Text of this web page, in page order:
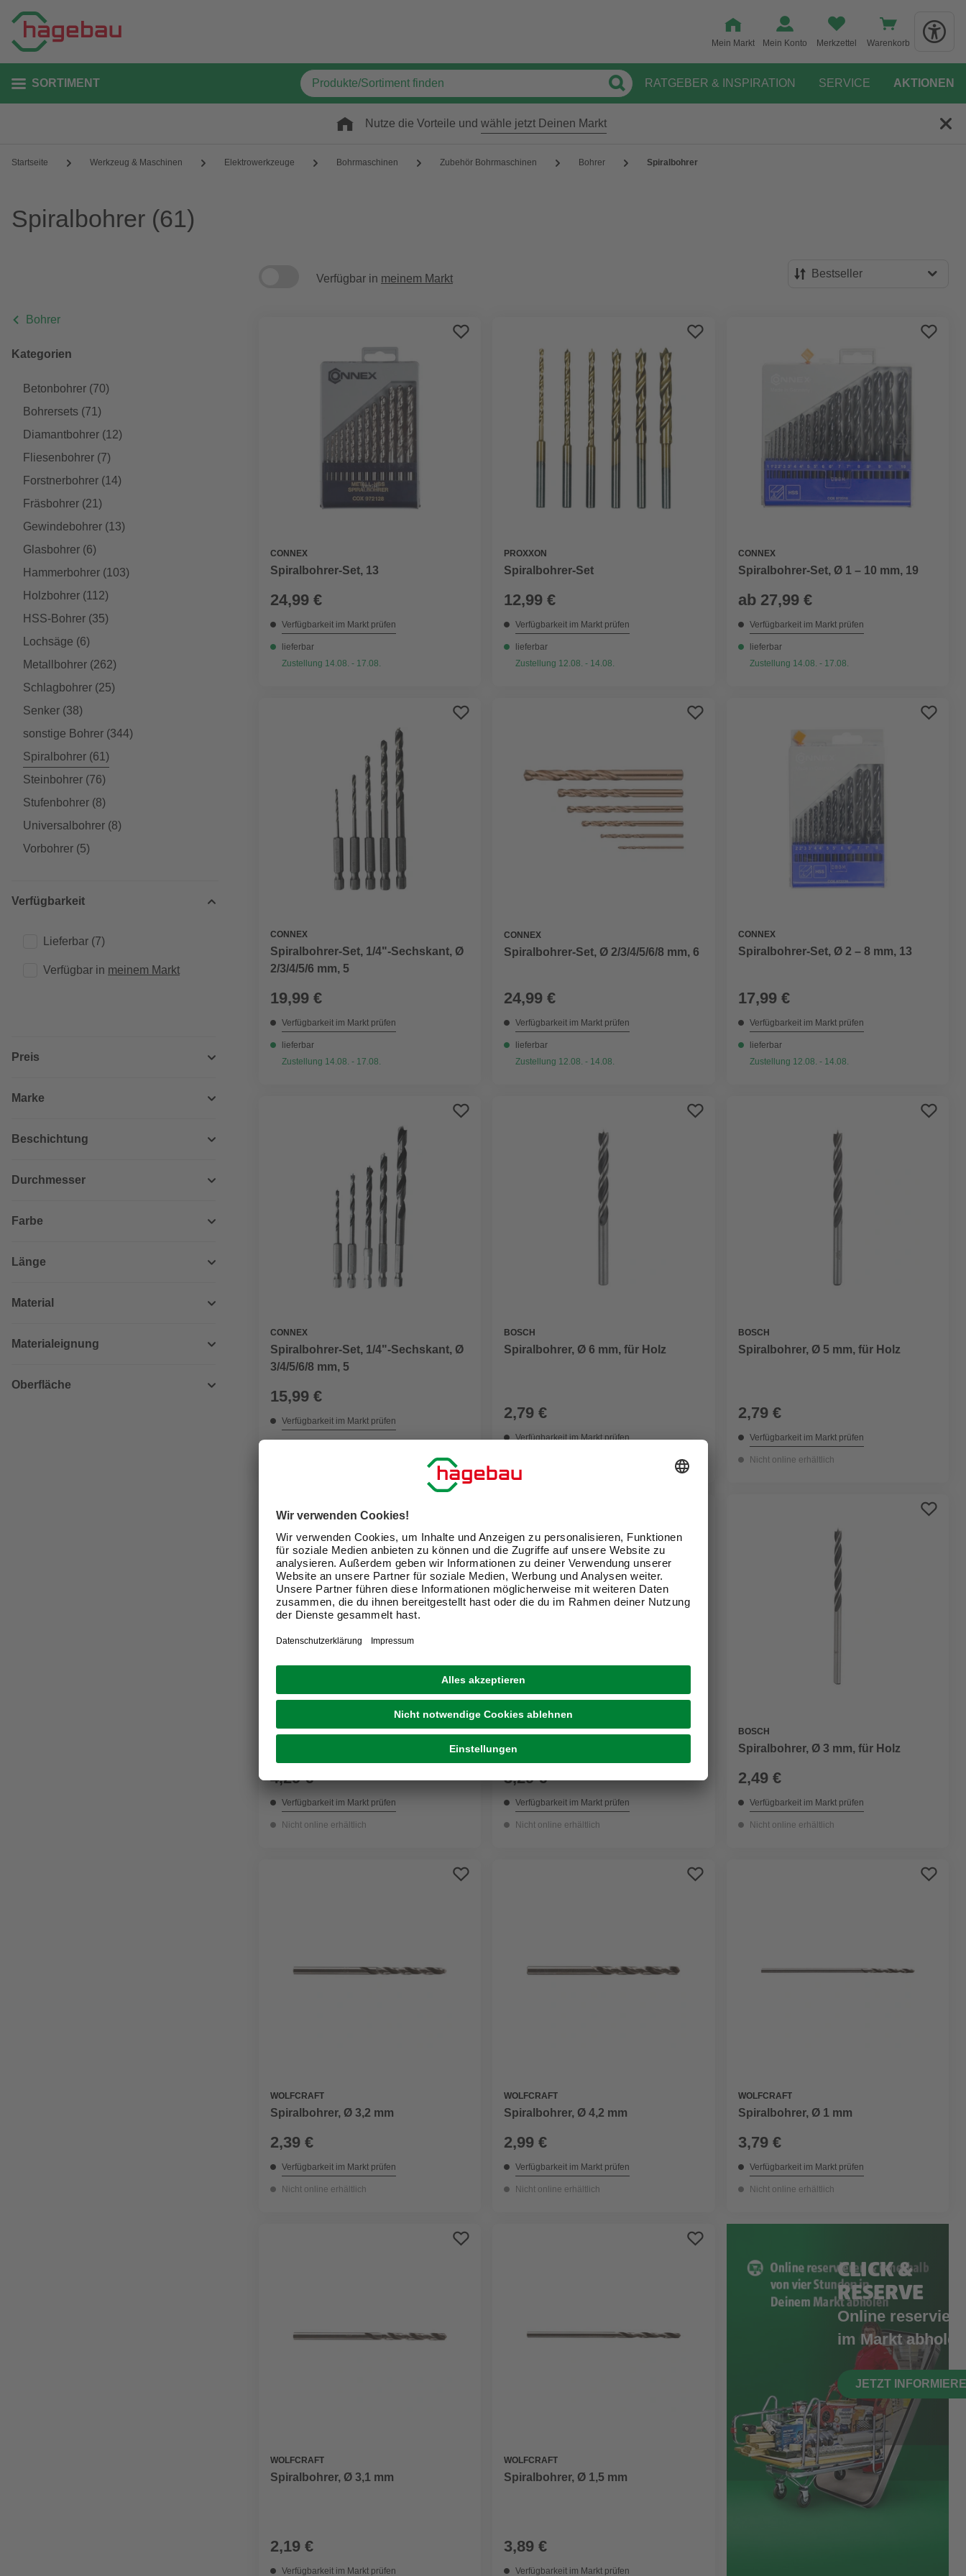
Mein Markt Mein Konto Merkzettel Warenkorb
SORTIMENT RATGEBER & INSPIRATION SERVICE AKTIONEN
Nutze die Vorteile und wähle jetzt Deinen Markt
Startseite Werkzeug & Maschinen Elektrowerkzeuge Bohrmaschinen Zubehör Bohrmaschinen Bohrer Spiralbohrer
Spiralbohrer (61)
Bohrer
Kategorien
Betonbohrer (70)
Bohrersets (71)
Diamantbohrer (12)
Fliesenbohrer (7)
Forstnerbohrer (14)
Fräsbohrer (21)
Gewindebohrer (13)
Glasbohrer (6)
Hammerbohrer (103)
Holzbohrer (112)
HSS-Bohrer (35)
Lochsäge (6)
Metallbohrer (262)
Schlagbohrer (25)
Senker (38)
sonstige Bohrer (344)
Spiralbohrer (61)
Steinbohrer (76)
Stufenbohrer (8)
Universalbohrer (8)
Vorbohrer (5)
Verfügbarkeit
Lieferbar (7)
Verfügbar in meinem Markt
Preis
Marke
Beschichtung
Durchmesser
Farbe
Länge
Material
Materialeignung
Oberfläche
Verfügbar in meinem Markt Bestseller
Bewertung
CONNEX
Spiralbohrer-Set, 13
24,99 €
Verfügbarkeit im Markt prüfen
lieferbar
Zustellung 14.08. - 17.08.
PROXXON
Spiralbohrer-Set
12,99 €
Verfügbarkeit im Markt prüfen
lieferbar
Zustellung 12.08. - 14.08.
CONNEX
Spiralbohrer-Set, Ø 1 – 10 mm, 19
ab 27,99 €
Verfügbarkeit im Markt prüfen
lieferbar
Zustellung 14.08. - 17.08.
CONNEX
Spiralbohrer-Set, 1/4"-Sechskant, Ø
2/3/4/5/6 mm, 5
19,99 €
Verfügbarkeit im Markt prüfen
lieferbar
Zustellung 14.08. - 17.08.
CONNEX
Spiralbohrer-Set, Ø 2/3/4/5/6/8 mm, 6
24,99 €
Verfügbarkeit im Markt prüfen
lieferbar
Zustellung 12.08. - 14.08.
CONNEX
Spiralbohrer-Set, Ø 2 – 8 mm, 13
17,99 €
Verfügbarkeit im Markt prüfen
lieferbar
Zustellung 12.08. - 14.08.
CONNEX
Spiralbohrer-Set, 1/4"-Sechskant, Ø
3/4/5/6/8 mm, 5
15,99 €
Verfügbarkeit im Markt prüfen
BOSCH
Spiralbohrer, Ø 6 mm, für Holz
2,79 €
Verfügbarkeit im Markt prüfen
BOSCH
Spiralbohrer, Ø 5 mm, für Holz
2,79 €
Verfügbarkeit im Markt prüfen
Nicht online erhältlich
BOSCH
4,29 €
Verfügbarkeit im Markt prüfen
Nicht online erhältlich
BOSCH
Spiralbohrer, Ø 8 mm, für Holz
3,29 €
Verfügbarkeit im Markt prüfen
Nicht online erhältlich
BOSCH
Spiralbohrer, Ø 3 mm, für Holz
2,49 €
Verfügbarkeit im Markt prüfen
Nicht online erhältlich
WOLFCRAFT
Spiralbohrer, Ø 3,2 mm
2,39 €
Verfügbarkeit im Markt prüfen
Nicht online erhältlich
WOLFCRAFT
Spiralbohrer, Ø 4,2 mm
2,99 €
Verfügbarkeit im Markt prüfen
Nicht online erhältlich
WOLFCRAFT
Spiralbohrer, Ø 1 mm
3,79 €
Verfügbarkeit im Markt prüfen
Nicht online erhältlich
WOLFCRAFT
Spiralbohrer, Ø 3,1 mm
2,19 €
Verfügbarkeit im Markt prüfen
WOLFCRAFT
Spiralbohrer, Ø 1,5 mm
3,89 €
Verfügbarkeit im Markt prüfen
CLICK &
RESERVE
Online
im Markt abholen
JETZT